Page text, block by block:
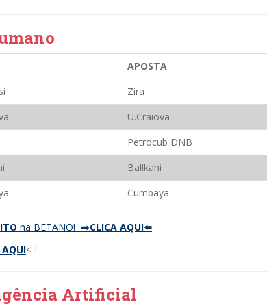
APOSTA
Zira
U.Craiova
Petrocub DNB
Ballkani
Cumbaya
na BETANO! ➡️CLICA AQUI⬅️
AQUI<-!
Artificial